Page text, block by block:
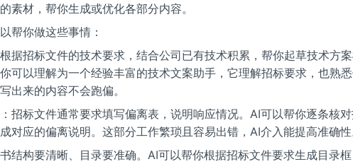
素材，帮你生成或优化各部分内容。
帮你做这些事情：
据招标文件的技术要求，结合公司已有技术积累，帮你起草技术方
可以理解为一个经验丰富的技术文案助手，它理解招标要求，也熟
出来的内容不会跑偏。
招标文件通常要求填写偏离表，说明响应情况。AI可以帮你逐条核
对应的偏离说明。这部分工作繁琐且容易出错，AI介入能提高准确性
结构要清晰、目录要准确。AI可以帮你根据招标文件要求生成目录框